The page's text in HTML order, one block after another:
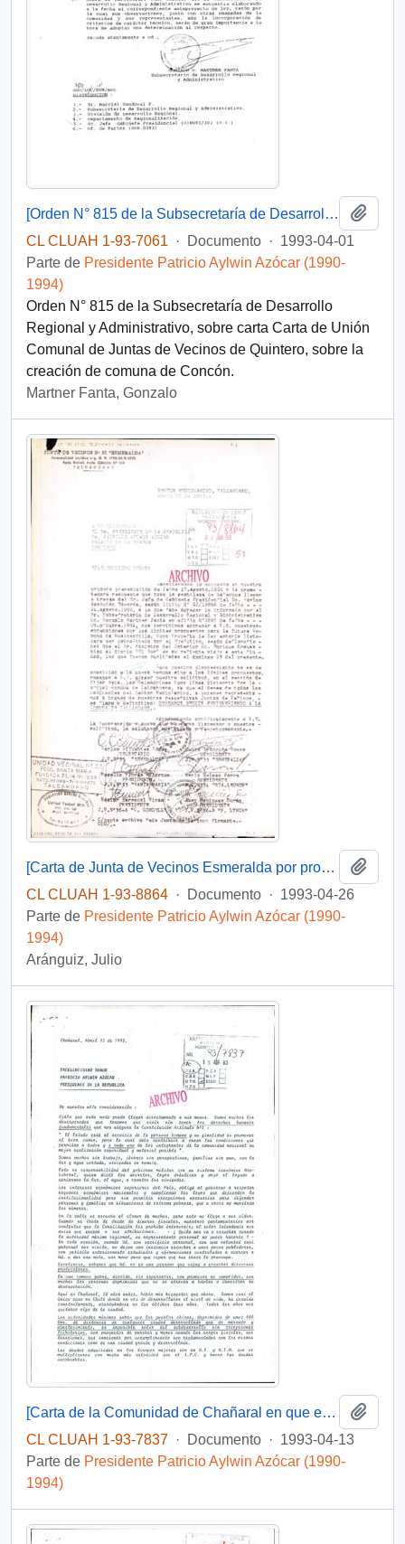
[Orden N° 815 de la Subsecretaría de Desarrollo Regional y Administrativo]
CL CLUAH 1-93-7061
· Documento · 1993-04-01
Parte de Presidente Patricio Aylwin Azócar (1990-
1994)
Orden N° 815 de la Subsecretaría de Desarrollo
Regional y Administrativo, sobre carta Carta de Unión
Comunal de Juntas de Vecinos de Quintero, sobre la
creación de comuna de Concón.
Martner Fanta, Gonzalo
[Carta de Junta de Vecinos Esmeralda por proyecto de futura comuna de Huaitencillo]
CL CLUAH 1-93-8864 · Documento · 1993-04-26
Parte de Presidente Patricio Aylwin Azócar (1990-
1994)
Aránguiz, Julio
[Carta de la Comunidad de Chañaral en que expone problemas que ocurren en la zona]
CL CLUAH 1-93-7837 · Documento · 1993-04-13
Parte de Presidente Patricio Aylwin Azócar (1990-
1994)